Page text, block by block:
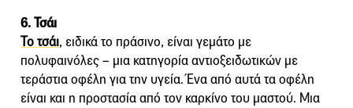
6. Τσάι
Το τσάι, ειδικά το πράσινο, είναι γεμάτο με
πολυφαινόλες – μια κατηγορία αντιοξειδωτικών με
τεράστια οφέλη για την υγεία. Ένα από αυτά τα οφέλη
είναι και η προστασία από τον καρκίνο του μαστού. Μια